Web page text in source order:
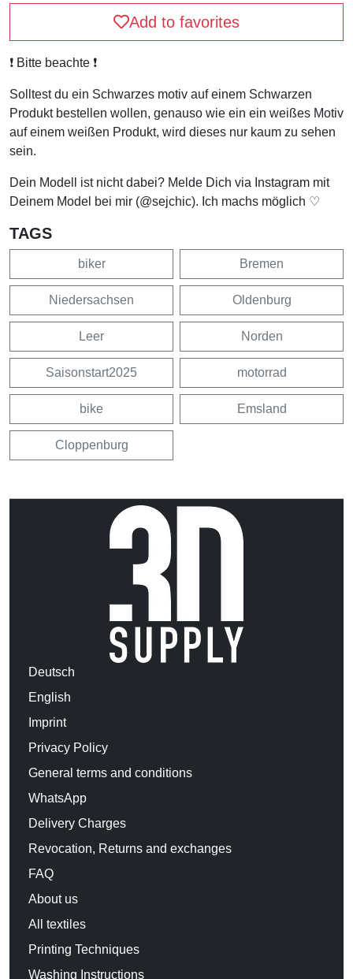
Add to favorites
❗️ Bitte beachte ❗️
Solltest du ein Schwarzes motiv auf einem Schwarzen
Produkt bestellen wollen, genauso wie ein ein weißes Motiv
auf einem weißen Produkt, wird dieses nur kaum zu sehen
sein.
Dein Modell ist nicht dabei? Melde Dich via Instagram mit
Deinem Model bei mir (@sejchic). Ich machs möglich ♡
TAGS
biker Bremen
Niedersachsen Oldenburg
Leer Norden
Saisonstart2025 motorrad
bike Emsland
Cloppenburg
Deutsch
English
Imprint
Privacy Policy
General terms and conditions
WhatsApp
Delivery Charges
Revocation, Returns and exchanges
FAQ
About us
All textiles
Printing Techniques
Washing Instructions